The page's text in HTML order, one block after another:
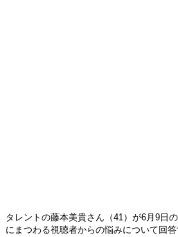
タレントの藤本美貴さん（41）が6月9日
にまつわる視聴者からの悩みについて回